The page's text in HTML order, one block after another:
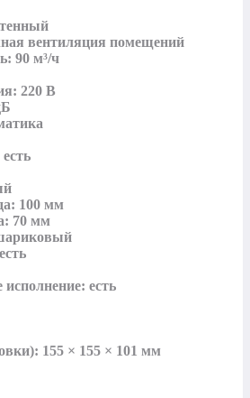
вентиляция помещений
90 м³/ч
220 В
100 мм
70 мм
есть
155 × 155 × 101 мм